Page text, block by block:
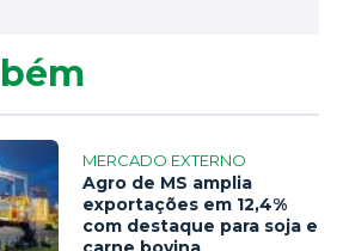
MERCADO EXTERNO
Agro de MS amplia
exportações em 12,4%
com destaque para soja e